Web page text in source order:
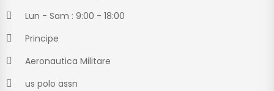
Lun - Sam : 9:00 - 18:00
Principe
Aeronautica Militare
us polo assn